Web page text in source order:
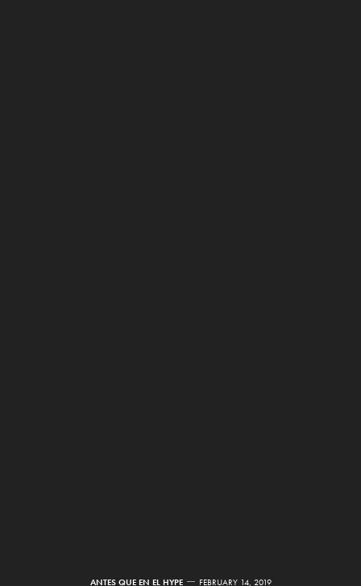
ANTES QUE EN EL HYPE FEBRUARY 14, 2019